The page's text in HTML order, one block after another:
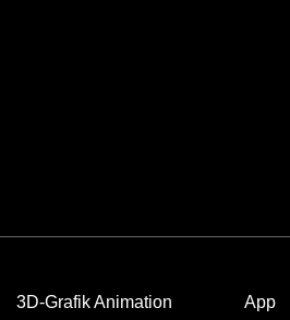
3D-Grafik Animation
App